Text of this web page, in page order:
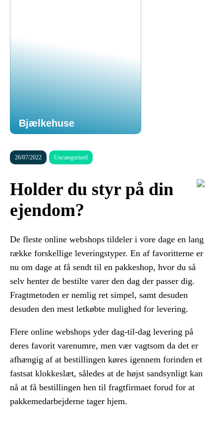
Bjælkehuse
26/07/2022 Uncategorized
Holder du styr på din
ejendom?
De fleste online webshops tildeler i vore dage en lang
række forskellige leveringstyper. En af favoritterne er
nu om dage at få sendt til en pakkeshop, hvor du så
selv henter de bestilte varer den dag der passer dig.
Fragtmetoden er nemlig ret simpel, samt desuden
desuden den mest letkøbte mulighed for levering.
Flere online webshops yder dag-til-dag levering på
deres favorit varenumre, men vær vagtsom da det er
afhængig af at bestillingen køres igennem forinden et
fastsat klokkeslæt, således at de højst sandsynligt kan
nå at få bestillingen hen til fragtfirmaet forud for at
pakkemedarbejderne tager hjem.